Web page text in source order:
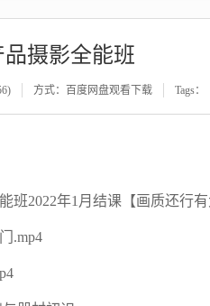
摄影全能班
方式：百度网盘观看下载 Tags：
班2022年1月结课【画质还行
.mp4